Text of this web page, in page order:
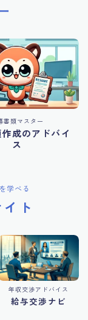
書類マスター
成のアドバイ
ス
学べる
ト
年収交渉アドバイス
給与交渉ナビ